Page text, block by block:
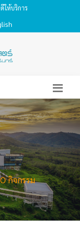
ให้บริการ
กิจกรรม